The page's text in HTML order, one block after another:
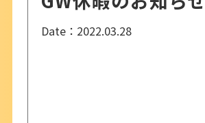
Date： 2022.03.28